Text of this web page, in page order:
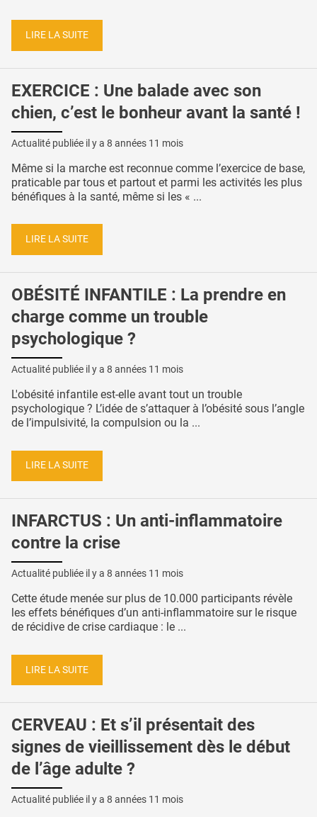
LIRE LA SUITE
EXERCICE : Une balade avec son
chien, c’est le bonheur avant la santé !
Actualité publiée il y a 8 années 11 mois
Même si la marche est reconnue comme l’exercice de base,
praticable par tous et partout et parmi les activités les plus
bénéfiques à la santé, même si les « ...
LIRE LA SUITE
OBÉSITÉ INFANTILE : La prendre en
charge comme un trouble
psychologique ?
Actualité publiée il y a 8 années 11 mois
L'obésité infantile est-elle avant tout un trouble
psychologique ? L’idée de s’attaquer à l’obésité sous l’angle
de l’impulsivité, la compulsion ou la ...
LIRE LA SUITE
INFARCTUS : Un anti-inflammatoire
contre la crise
Actualité publiée il y a 8 années 11 mois
Cette étude menée sur plus de 10.000 participants révèle
les effets bénéfiques d’un anti-inflammatoire sur le risque
de récidive de crise cardiaque : le ...
LIRE LA SUITE
CERVEAU : Et s’il présentait des
signes de vieillissement dès le début
de l’âge adulte ?
Actualité publiée il y a 8 années 11 mois